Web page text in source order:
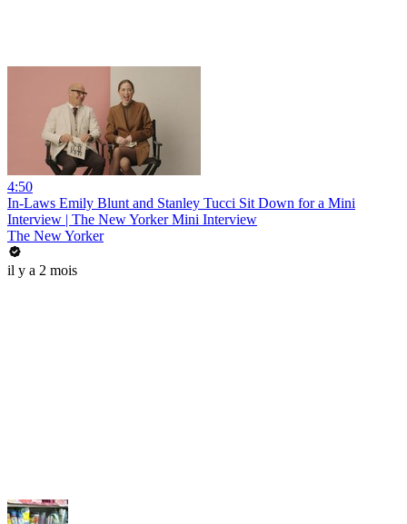
4:50
In-Laws Emily Blunt and Stanley Tucci Sit Down for a Mini
Interview | The New Yorker Mini Interview
The New Yorker
il y a 2 mois